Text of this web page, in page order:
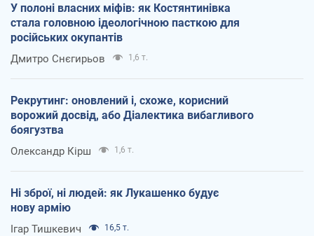
У полоні власних міфів: як Костянтинівка
стала головною ідеологічною пасткою для
російських окупантів
Дмитро Снєгирьов 1,6 т.
Рекрутинг: оновлений і, схоже, корисний
ворожий досвід, або Діалектика вибагливого
боягузтва
Олександр Кірш 1,6 т.
Ні зброї, ні людей: як Лукашенко будує
нову армію
Ігар Тишкевич 16,5 т.